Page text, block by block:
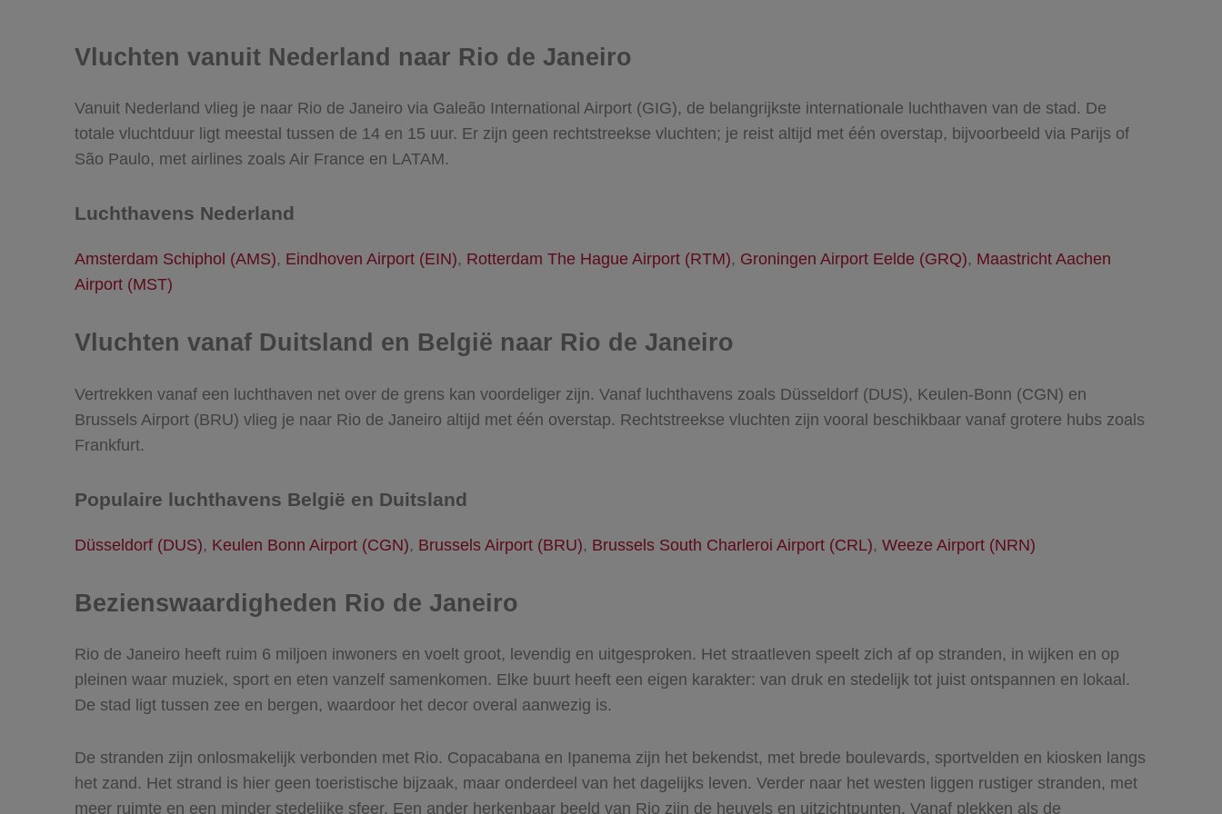
Vluchten vanuit Nederland naar Rio de Janeiro
Vanuit Nederland vlieg je naar Rio de Janeiro via Galeão International Airport (GIG), de belangrijkste internationale luchthaven van de stad. De
totale vluchtduur ligt meestal tussen de 14 en 15 uur. Er zijn geen rechtstreekse vluchten; je reist altijd met één overstap, bijvoorbeeld via Parijs of
São Paulo, met airlines zoals Air France en LATAM.
Luchthavens Nederland
Amsterdam Schiphol (AMS), Eindhoven Airport (EIN), Rotterdam The Hague Airport (RTM), Groningen Airport Eelde (GRQ), Maastricht Aachen
Airport (MST)
Vluchten vanaf Duitsland en België naar Rio de Janeiro
Vertrekken vanaf een luchthaven net over de grens kan voordeliger zijn. Vanaf luchthavens zoals Düsseldorf (DUS), Keulen-Bonn (CGN) en
Brussels Airport (BRU) vlieg je naar Rio de Janeiro altijd met één overstap. Rechtstreekse vluchten zijn vooral beschikbaar vanaf grotere hubs zoals
Frankfurt.
Populaire luchthavens België en Duitsland
Düsseldorf (DUS), Keulen Bonn Airport (CGN), Brussels Airport (BRU), Brussels South Charleroi Airport (CRL), Weeze Airport (NRN)
Bezienswaardigheden Rio de Janeiro
Rio de Janeiro heeft ruim 6 miljoen inwoners en voelt groot, levendig en uitgesproken. Het straatleven speelt zich af op stranden, in wijken en op
pleinen waar muziek, sport en eten vanzelf samenkomen. Elke buurt heeft een eigen karakter: van druk en stedelijk tot juist ontspannen en lokaal.
De stad ligt tussen zee en bergen, waardoor het decor overal aanwezig is.
De stranden zijn onlosmakelijk verbonden met Rio. Copacabana en Ipanema zijn het bekendst, met brede boulevards, sportvelden en kiosken langs
het zand. Het strand is hier geen toeristische bijzaak, maar onderdeel van het dagelijks leven. Verder naar het westen liggen rustiger stranden, met
meer ruimte en een minder stedelijke sfeer. Een ander herkenbaar beeld van Rio zijn de heuvels en uitzichtpunten. Vanaf plekken als de